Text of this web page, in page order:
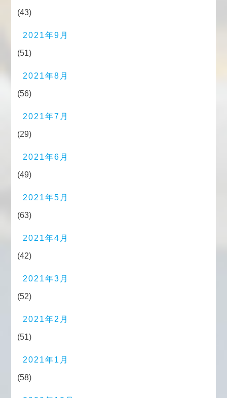
(43)
2021年9月
(51)
2021年8月
(56)
2021年7月
(29)
2021年6月
(49)
2021年5月
(63)
2021年4月
(42)
2021年3月
(52)
2021年2月
(51)
2021年1月
(58)